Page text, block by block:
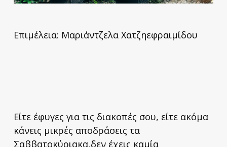
Επιμέλεια: Μαριάντζελα Χατζηεφραιμίδου
Είτε έφυγες για τις διακοπές σου, είτε ακόμα
κάνεις μικρές αποδράσεις τα
Σαββατοκύριακα,δεν έχεις καμία